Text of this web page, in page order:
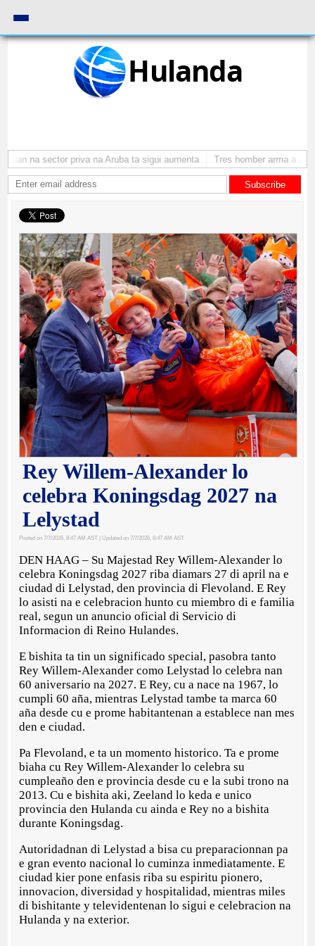
Hulanda
na sector priva na Aruba ta sigui aumenta Tres homber arma a
Subscribe
Rey Willem-Alexander lo
celebra Koningsdag 2027 na
Lelystad
Posted on 7/7/2026, 8:47 AM AST | Updated on 7/7/2026, 8:47 AM AST
DEN HAAG – Su Majestad Rey Willem-Alexander lo
celebra Koningsdag 2027 riba diamars 27 di april na e
ciudad di Lelystad, den provincia di Flevoland. E Rey
lo asisti na e celebracion hunto cu miembro di e familia
real, segun un anuncio oficial di Servicio di
Informacion di Reino Hulandes.
E bishita ta tin un significado special, pasobra tanto
Rey Willem-Alexander como Lelystad lo celebra nan
60 aniversario na 2027. E Rey, cu a nace na 1967, lo
cumpli 60 aña, mientras Lelystad tambe ta marca 60
aña desde cu e prome habitantenan a establece nan mes
den e ciudad.
Pa Flevoland, e ta un momento historico. Ta e prome
biaha cu Rey Willem-Alexander lo celebra su
cumpleaño den e provincia desde cu e la subi trono na
2013. Cu e bishita aki, Zeeland lo keda e unico
provincia den Hulanda cu ainda e Rey no a bishita
durante Koningsdag.
Autoridadnan di Lelystad a bisa cu preparacionnan pa
e gran evento nacional lo cuminza inmediatamente. E
ciudad kier pone enfasis riba su espiritu pionero,
innovacion, diversidad y hospitalidad, mientras miles
di bishitante y televidentenan lo sigui e celebracion na
Hulanda y na exterior.